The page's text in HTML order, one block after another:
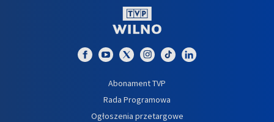
Abonament TVP
Rada Programowa
Ogłoszenia przetargowe